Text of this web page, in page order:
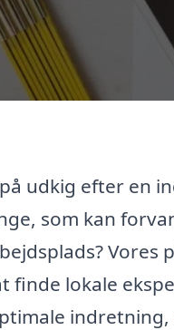
udkig efter en
som kan
finde lokale